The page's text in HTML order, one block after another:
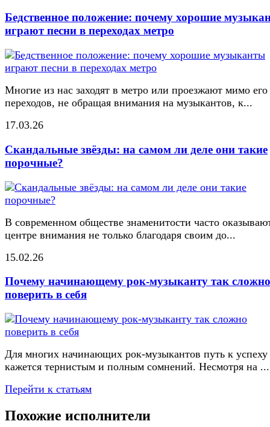
Бедственное положение: почему хорошие
играют песни в переходах метро
Многие из нас заходят в метро или проезжают мимо его
переходов, не обращая внимания на музыкантов, к...
17.03.26
Скандальные звёзды: на самом ли деле они такие
порочные?
В современном обществе знаменитости часто
центре внимания не только благодаря своим до...
15.02.26
Почему начинающему рок-музыканту так сложно
поверить в себя
Для многих начинающих рок-музыкантов путь к успеху
кажется тернистым и полным сомнений. Несмотря на ...
Перейти к статьям
Похожие исполнители